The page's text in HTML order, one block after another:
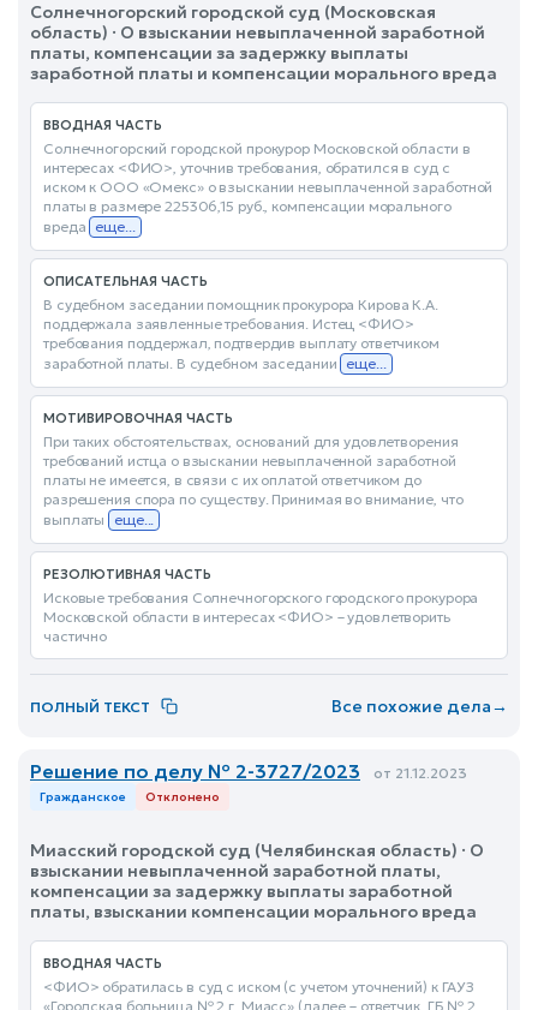
Солнечногорский городской суд (Московская
область) · О взыскании невыплаченной заработной
платы, компенсации за задержку выплаты
заработной платы и компенсации морального вреда
ВВОДНАЯ ЧАСТЬ
Солнечногорский городской прокурор Московской области в
интересах <ФИО>, уточнив требования, обратился в суд с
иском к ООО «Омекс» о взыскании невыплаченной заработной
платы в размере 225306,15 руб., компенсации морального
вреда еще...
ОПИСАТЕЛЬНАЯ ЧАСТЬ
В судебном заседании помощник прокурора Кирова К.А.
поддержала заявленные требования. Истец <ФИО>
требования поддержал, подтвердив выплату ответчиком
заработной платы. В судебном заседании еще...
МОТИВИРОВОЧНАЯ ЧАСТЬ
При таких обстоятельствах, оснований для удовлетворения
требований истца о взыскании невыплаченной заработной
платы не имеется, в связи с их оплатой ответчиком до
разрешения спора по существу. Принимая во внимание, что
выплаты еще...
РЕЗОЛЮТИВНАЯ ЧАСТЬ
Исковые требования Солнечногорского городского прокурора
Московской области в интересах <ФИО> – удовлетворить
частично
ПОЛНЫЙ ТЕКСТ Все похожие дела→
Решение по делу № 2-3727/2023 от 21.12.2023
Гражданское Отклонено
Миасский городской суд (Челябинская область) · О
взыскании невыплаченной заработной платы,
компенсации за задержку выплаты заработной
платы, взыскании компенсации морального вреда
ВВОДНАЯ ЧАСТЬ
<ФИО> обратилась в суд с иском (с учетом уточнений) к ГАУЗ
«Городская больница № 2 г. Миасс» (далее – ответчик, ГБ № 2,